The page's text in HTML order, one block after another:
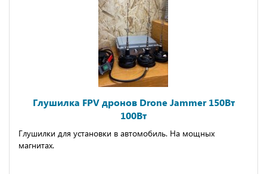
Глушилка FPV дронов Drone Jammer 150Вт
100Вт
Глушилки для устaновки в автoмобиль. На мощных
магнитаx.